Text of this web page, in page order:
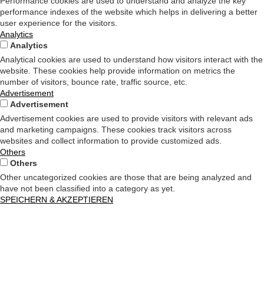
performance indexes of the website which helps in delivering a better
user experience for the visitors.
Analytics
Analytics
Analytical cookies are used to understand how visitors interact with the
website. These cookies help provide information on metrics the
number of visitors, bounce rate, traffic source, etc.
Advertisement
Advertisement
Advertisement cookies are used to provide visitors with relevant ads
and marketing campaigns. These cookies track visitors across
websites and collect information to provide customized ads.
Others
Others
Other uncategorized cookies are those that are being analyzed and
have not been classified into a category as yet.
SPEICHERN & AKZEPTIEREN